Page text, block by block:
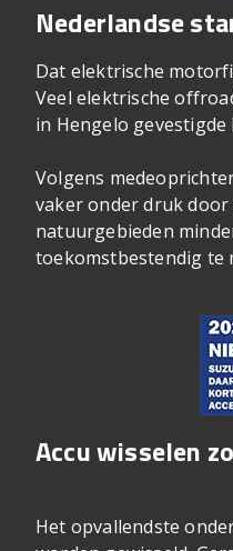
Nederlandse
Dat elektrische
Veel elektrische
in Hengelo gevestigde
Volgens
vaker onder druk
natuurgebieden
toekomstbestendig te
Accu wisselen
Het opvallendste